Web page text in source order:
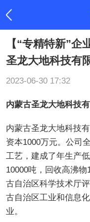
【“专精特新”
圣龙大地科技有
2023-06-30 17:32
内蒙古圣龙大地科技
内蒙古圣龙大地科技
资本1000万元。公司
工艺，建成了年生产
10000吨，回收高沸
古自治区科学技术厅
古自治区工业和信息
业。